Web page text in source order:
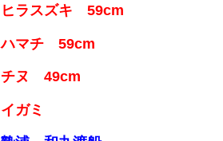
ヒラスズキ 59cm
ハマチ 59cm
チヌ 49cm
イガミ